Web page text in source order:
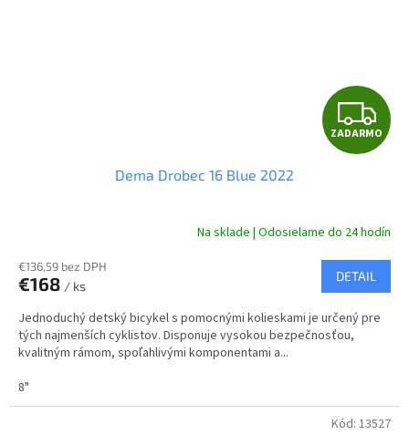
Z
A
A
R
M
ZADARMO
Dema Drobec 16 Blue 2022
Na sklade | Odosielame do 24 hodín
€136,59 bez DPH
€168 / ks
DETAIL
Jednoduchý detský bicykel s pomocnými kolieskami je určený pre
tých najmenších cyklistov. Disponuje vysokou bezpečnosťou,
kvalitným rámom, spoľahlivými komponentami a...
8"
Kód: 13527